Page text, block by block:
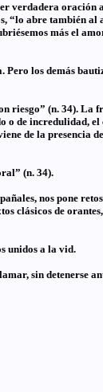
verdadera
“lo abre también al
más el
los demás
riesgo” (n. 34). La
o de incredulidad,
de la presencia
(n. 34).
nos pone
clásicos de
unidos a la vid.
sin detenerse